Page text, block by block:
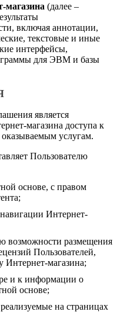
магазина (далее –
включая аннотации,
текстовые и иные
интерфейсы,
для ЭВМ и базы
является
магазина доступа к
услугам.
Пользователю
основе, с правом
Интернет-
возможности размещения
Пользователей,
Интернет-магазина;
и к информации о
основе;
на страницах